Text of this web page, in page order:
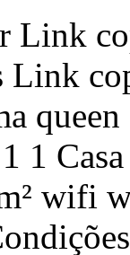
Máquina de Café Jarro eléctrico Máquina de sumos Quartos de banho 1 Casa de banho com chuveiro 1 Casa de banho Vistas Primeira linha de praia Primeira linha de oceano Mar Jardim Montanha Meio de acesso Acesso à Baía Geral 1 Televisão Jardim Mobiliário de jardim Parcela vedada 10 m² de terraço Máquina de lavar roupa Churrasqueira Acesso internet Acesso internet Wifi Secador de cabelo Campo de padel 60 m² de área 500 m² Parcela Ar-condicionado em todos os quartos Estacionamento ao ar livre no mesmo edifício 1 ventilador Canoa Ecoturismo Acesso à praia Praia Mergulho com snorkel Mergulho Gaivota Fotografia Terraço / solário Vista para o oceano Ar acondicionado individual no quarto Crianças são bem-vindas Não se admitem festas / eventos Cabides Espreguiçadeiras Churrasqueiras Mesas e cadeiras Material de cozinha Ver mais Ver menos Mostrar mais características Mostrar menos características Serviços obrigatórios ou incluídos Acesso à internet: Incluído Application fees : 6 % da reserva Estacionamento ao ar livre: Incluído Limpeza final: 108,10 € /reserva Toalhas: Incluídas Serviços opcionais Bilhete de ferry PPT–MOZ ou MOZ–PPT (VAEARA'I) - Adulto residente PF - Ida: 10,06 € /pessoa Bilhete de ferry PPT–MOZ ou